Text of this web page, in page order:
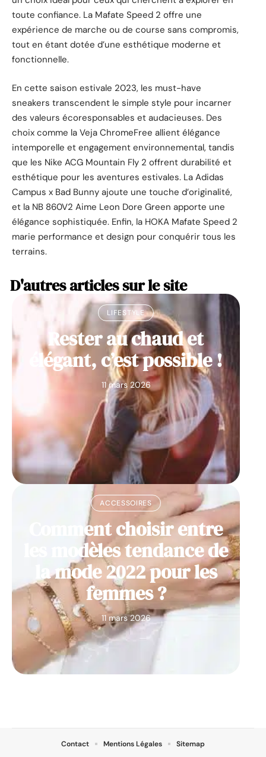
toute confiance. La Mafate Speed 2 offre une
expérience de marche ou de course sans compromis,
tout en étant dotée d’une esthétique moderne et
fonctionnelle.
En cette saison estivale 2023, les must-have
sneakers transcendent le simple style pour incarner
des valeurs écoresponsables et audacieuses. Des
choix comme la Veja ChromeFree allient élégance
intemporelle et engagement environnemental, tandis
que les Nike ACG Mountain Fly 2 offrent durabilité et
esthétique pour les aventures estivales. La Adidas
Campus x Bad Bunny ajoute une touche d’originalité,
et la NB 860V2 Aime Leon Dore Green apporte une
élégance sophistiquée. Enfin, la HOKA Mafate Speed 2
marie performance et design pour conquérir tous les
terrains.
D'autres articles sur le site
LIFESTYLE
Rester au chaud et
élégant, c’est possible !
11 mars 2026
ACCESSOIRES
Comment choisir entre
les modèles tendance de
la mode 2022 pour les
femmes ?
11 mars 2026
Contact Mentions Légales Sitemap